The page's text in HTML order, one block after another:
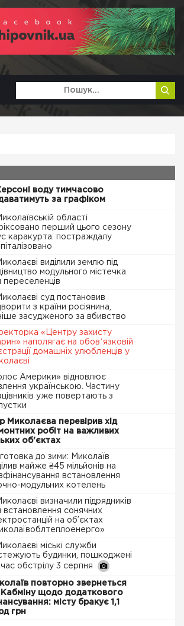
воду тимчасово
за графіком
області
перший цього сезону
каракурта: постраждалу
виділили землю під
модульного містечка
переселенців
суд постановив
з країни росіянина,
засудженого за вбивство
«Центру захисту
наполягає на обовʼязковій
домашніх улюбленців у
Америки» відновлює
українською. Частину
уже повертають з
Миколаєва перевірив хід
робіт на важливих
об'єктах
до зими: Миколаїв
майже ₴45 мільйонів на
встановлення
модульних котелень
визначили підрядників
встановлення сонячних
на об’єктах
міські служби
будинки, пошкоджені
час обстрілу 3 серпня
повторно звернеться
щодо додаткового
місту бракує 1,1
грн